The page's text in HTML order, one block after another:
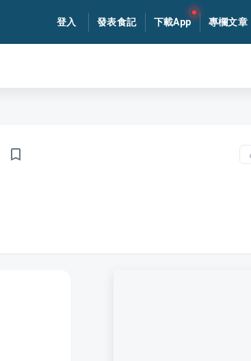
登入 發表食記 下載App 專欄文章